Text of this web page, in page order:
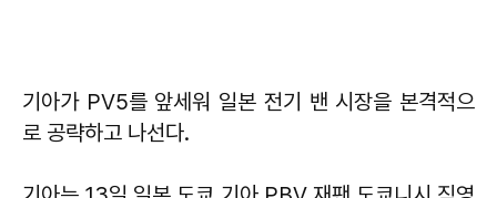
기아가 PV5를 앞세워 일본 전기 밴 시장을 본격적으
로 공략하고 나선다.